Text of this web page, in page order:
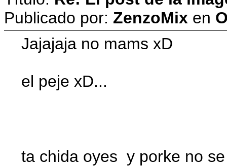
Publicado por: ZenzoMix en
Jajajaja no mams xD
el peje xD...
ta chida oyes y porke no